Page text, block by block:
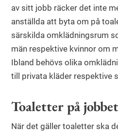
av sitt jobb räcker det inte
anställda att byta om på
särskilda omklädningsrum
män respektive kvinnor om
Ibland behövs olika
till privata kläder respektive
Toaletter på jobbet
När det gäller toaletter ska